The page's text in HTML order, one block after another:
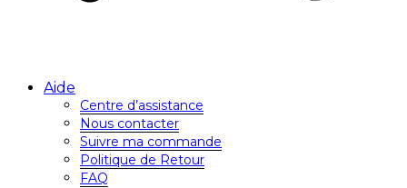
Aide
Centre d’assistance
Nous contacter
Suivre ma commande
Politique de Retour
FAQ